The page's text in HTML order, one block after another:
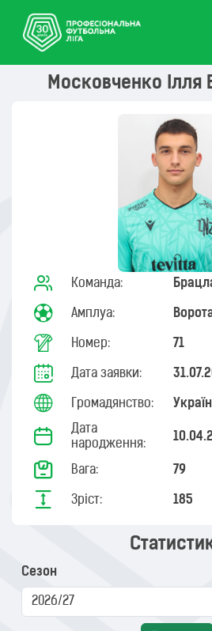
Московченко Ілля
Команда:
Амплуа:
Номер: 71
Дата заявки:
Громадянство:
Дата
народження:
Вага: 79
Зріст: 185
Сезон